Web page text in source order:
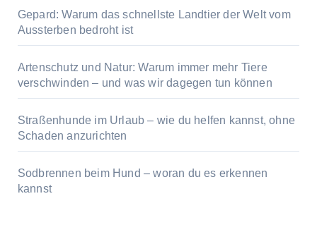
Gepard: Warum das schnellste Landtier der Welt vom
Aussterben bedroht ist
Artenschutz und Natur: Warum immer mehr Tiere
verschwinden – und was wir dagegen tun können
Straßenhunde im Urlaub – wie du helfen kannst, ohne
Schaden anzurichten
Sodbrennen beim Hund – woran du es erkennen
kannst